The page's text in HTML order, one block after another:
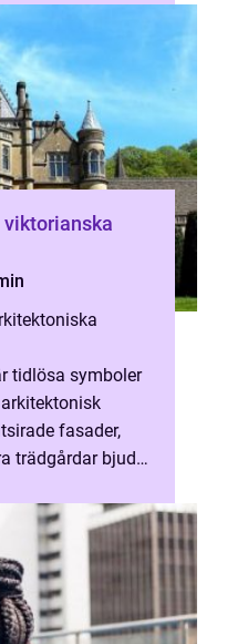
viktorianska
tidlösa symboler
fasader,
trädgårdar bjuder